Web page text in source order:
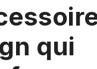
qui